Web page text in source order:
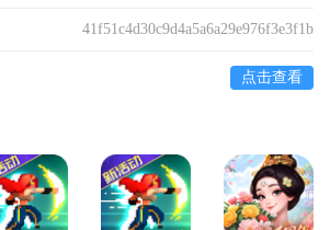
41f51c4d30c9d4a5a6a29e976f3e3f1b
点击查看